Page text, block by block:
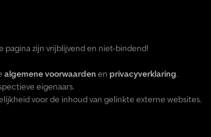
pagina zijn vrijblijvend en niet-bindend!
algemene voorwaarden en privacyverklaring.
eigenaars.
voor de inhoud van gelinkte externe websites.